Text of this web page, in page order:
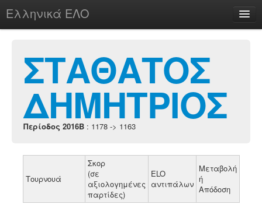
Ελληνικά ΕΛΟ
chesstu.be @ discord
Login
ΣΤΑΘΑΤΟΣ
ΔΗΜΗΤΡΙΟΣ
Περίοδος 2016B : 1178 -> 1163
Τουρνουά
Σκορ
(σε
αξιολογημένες
παρτίδες)
ELO
αντιπάλων
Μεταβολή
ή
Απόδοση